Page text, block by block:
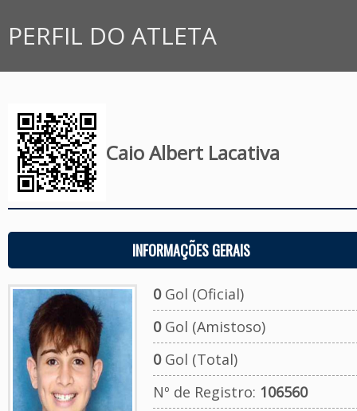
PERFIL DO ATLETA
Caio Albert Lacativa
INFORMAÇÕES GERAIS
0Gol (Oficial)
0Gol (Amistoso)
0Gol (Total)
Nº de Registro: 106560